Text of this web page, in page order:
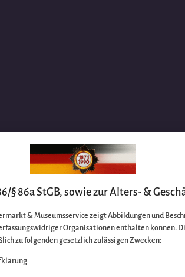
§ 86a StGB, sowie zur Alters- &
& Museumsservice zeigt Abbildungen und
Organisationen enthalten können.
zu folgenden gesetzlich zulässigen Zwecken: